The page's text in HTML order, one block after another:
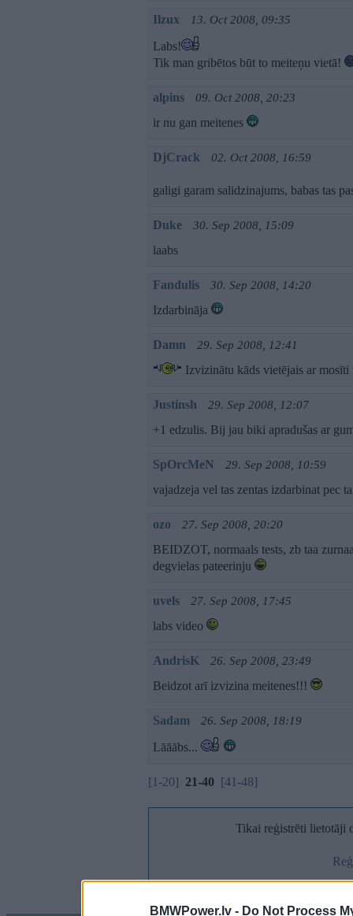
BMWPower.lv - Do Not Process
Ilzux 13. Oct 2008, 09:35
Labs!
Tik man gribētos būt to meiteņu vietā!
alpins 09. Oct 2008, 20:23
ir nu gan meitenes
DjCrack 02. Oct 2008, 16:59
galigi garam salidzinajums, babas tas
Duke 30. Sep 2008, 15:09
laabs
Fandulis 30. Sep 2008, 14:20
Izdarbināja
Damn 29. Sep 2008, 12:41
Izvizinātu kāds vietējais ar
Justinsh 29. Sep 2008, 12:07
+1 edzulis. Bij jau biki apradušas ar
SpOrcMeN 29. Sep 2008, 10:59
vajadzeja vel tas zentas izdarbinat pec
ozo 27. Sep 2008, 20:20
BEIDZOT, normaals tests, zb taa
degvielas pateerinju
uvels 27. Sep 2008, 17:45
labs video
AndrisK 26. Sep 2008, 23:49
Beidzot arī izvizina meitenes!!!
Sadam 26. Sep 2008, 18:19
Lāāābs...
[1-20] 21-40 [41-48]
Tikai reģistrēti lietotāji